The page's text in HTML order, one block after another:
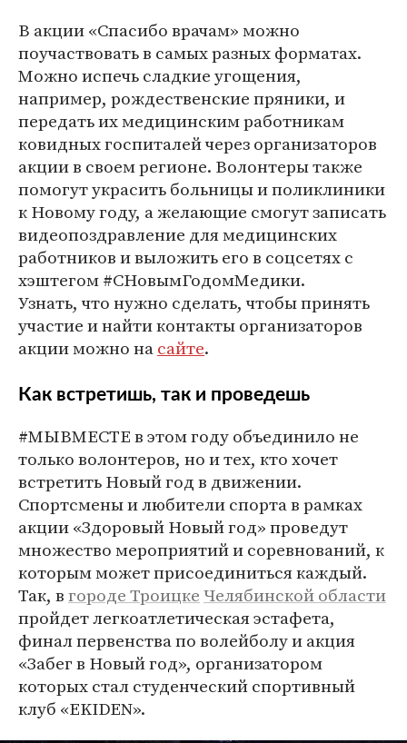
В акции «Спасибо врачам» можно
поучаствовать в самых разных форматах.
Можно испечь сладкие угощения,
например, рождественские пряники, и
передать их медицинским работникам
ковидных госпиталей через организаторов
акции в своем регионе. Волонтеры также
помогут украсить больницы и поликлиники
к Новому году, а желающие смогут записать
видеопоздравление для медицинских
работников и выложить его в соцсетях с
хэштегом #СНовымГодомМедики.
Узнать, что нужно сделать, чтобы принять
участие и найти контакты организаторов
акции можно насайте.
Как встретишь, так и проведешь
#МЫВМЕСТЕ в этом году объединило не
только волонтеров, но и тех, кто хочет
встретить Новый год в движении.
Спортсмены и любители спорта в рамках
акции «Здоровый Новый год» проведут
множество мероприятий и соревнований, к
которым может присоединиться каждый.
Так, вгороде ТроицкеЧелябинской области
пройдет легкоатлетическая эстафета,
финал первенства по волейболу и акция
«Забег в Новый год», организатором
которых стал студенческий спортивный
клуб «EKIDEN».